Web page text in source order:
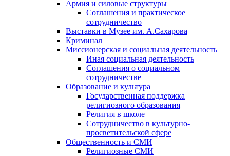
Армия и силовые структуры
Соглашения и практическое
сотрудничество
Выставки в Музее им. А.Сахарова
Криминал
Миссионерская и социальная деятельность
Иная социальная деятельность
Соглашения о социальном
сотрудничестве
Образование и культура
Государственная поддержка
религиозного образования
Религия в школе
Сотрудничество в культурно-
просветительской сфере
Общественность и СМИ
Религиозные СМИ